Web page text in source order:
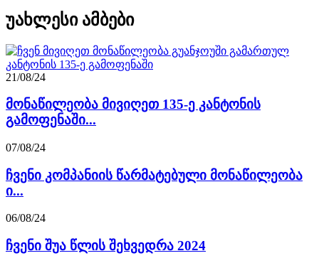
უახლესი ამბები
21/08/24
მონაწილეობა მივიღეთ 135-ე კანტონის
გამოფენაში...
07/08/24
ჩვენი კომპანიის წარმატებული მონაწილეობა
ი...
06/08/24
ჩვენი შუა წლის შეხვედრა 2024